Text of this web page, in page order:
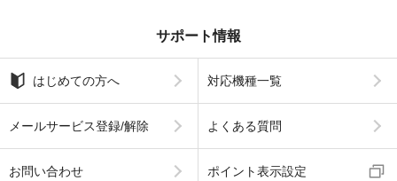
サポート情報
はじめての方へ 対応機種一覧
メールサービス登録/解除 よくある質問
お問い合わせ ポイント表示設定